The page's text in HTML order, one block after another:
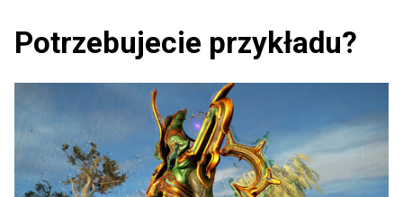
Potrzebujecie przykładu?